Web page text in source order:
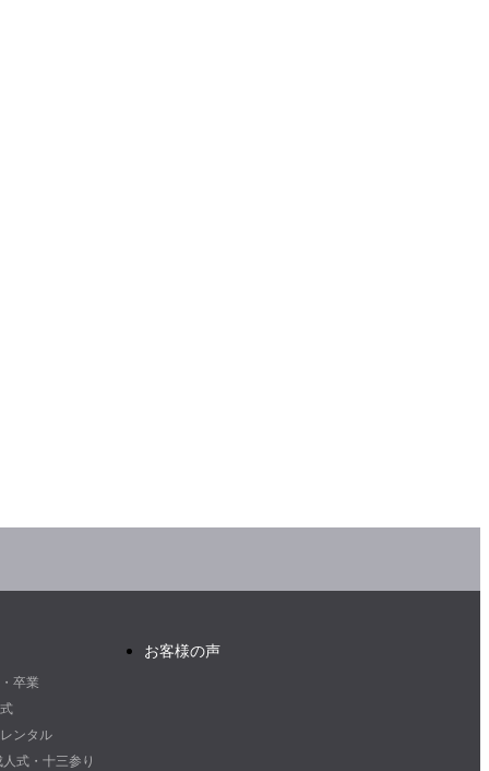
卒業
ンタル
人式・十三参り
お客様の声